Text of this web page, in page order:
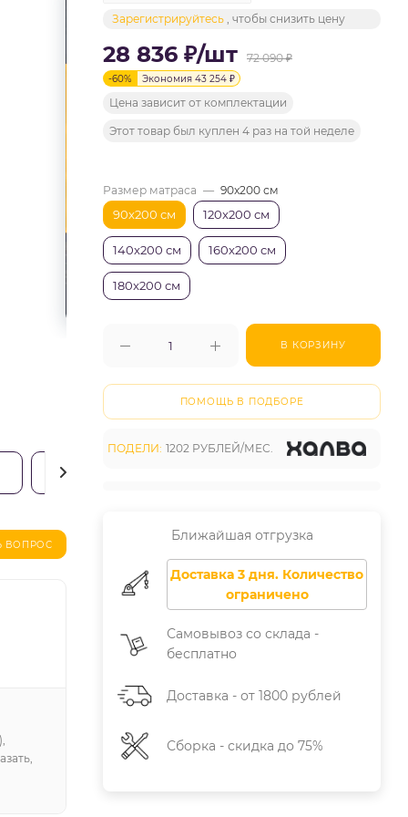
ДОСТАВКА, ОПЛАТА И СБОРКА
ВОПРОС
Зарегистрируйтесь , чтобы снизить цену
28 836 ₽/шт 72 090₽
-60% Экономия 43 254 ₽
Цена зависит от комплектации
Этот товар был куплен 4 раз на той неделе
Размер матраса — 90x200 см
90x200 см 120x200 см
140x200 см 160x200 см
180x200 см
В КОРЗИНУ
ПОМОЩЬ В ПОДБОРЕ
ПОДЕЛИ: 1202 РУБЛЕЙ/МЕС.
Ближайшая отгрузка
Доставка 3 дня. Количество
ограничено
Самовывоз со склада -
бесплатно
Доставка - от 1800 рублей
Сборка - скидка до 75%